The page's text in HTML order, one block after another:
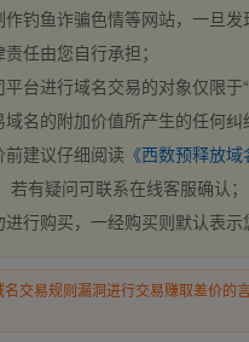
钓鱼诈骗色情等网站，一旦
任由您自行承担；
台进行域名交易的对象仅限于
名的附加价值所产生的任何
建议仔细阅读 《西数预释放
若有疑问可联系在线客服确认；
行购买，一经购买则默认表
交易规则漏洞进行交易赚取差价的